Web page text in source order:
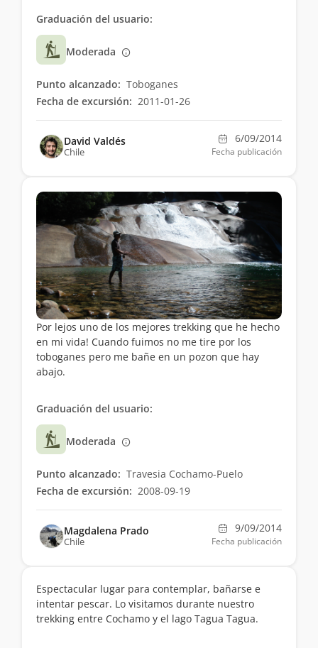
Graduación del usuario:
Moderada
Punto alcanzado: Toboganes
Fecha de excursión: 2011-01-26
David Valdés
Chile
6/09/2014
Fecha publicación
Por lejos uno de los mejores trekking que he hecho
en mi vida! Cuando fuimos no me tire por los
toboganes pero me bañe en un pozon que hay
abajo.
Graduación del usuario:
Moderada
Punto alcanzado: Travesia Cochamo-Puelo
Fecha de excursión: 2008-09-19
Magdalena Prado
Chile
9/09/2014
Fecha publicación
Espectacular lugar para contemplar, bañarse e
intentar pescar. Lo visitamos durante nuestro
trekking entre Cochamo y el lago Tagua Tagua.